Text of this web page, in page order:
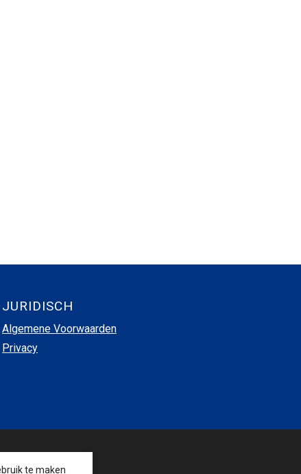
JURIDISCH
Algemene Voorwaarden
Privacy
VOLG ONS
te maken